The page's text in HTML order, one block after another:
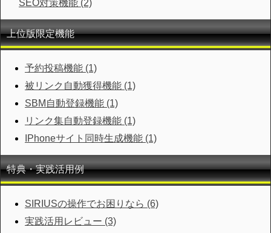
SEO対策機能 (2)
上位版限定機能
予約投稿機能 (1)
被リンク自動獲得機能 (1)
SBM自動登録機能 (1)
リンク集自動登録機能 (1)
IPhoneサイト同時生成機能 (1)
特典・実践活用例
SIRIUSの操作でお困りなら (6)
実践活用レビュー (3)